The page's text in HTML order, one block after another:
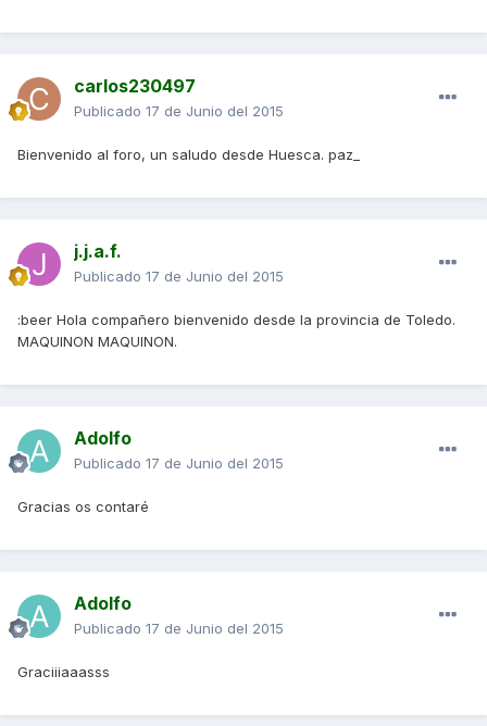
carlos230497
Publicado 17 de Junio del 2015
Bienvenido al foro, un saludo desde Huesca. paz_
j.j.a.f.
Publicado 17 de Junio del 2015
:beer Hola compañero bienvenido desde la provincia de Toledo.
MAQUINON MAQUINON.
Adolfo
Publicado 17 de Junio del 2015
Gracias os contaré
Adolfo
Publicado 17 de Junio del 2015
Graciiiaaasss